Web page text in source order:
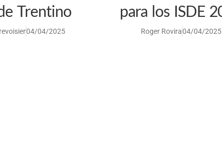
Trentino
04/04/2025
para los ISDE
Roger Rovira04/04/2025